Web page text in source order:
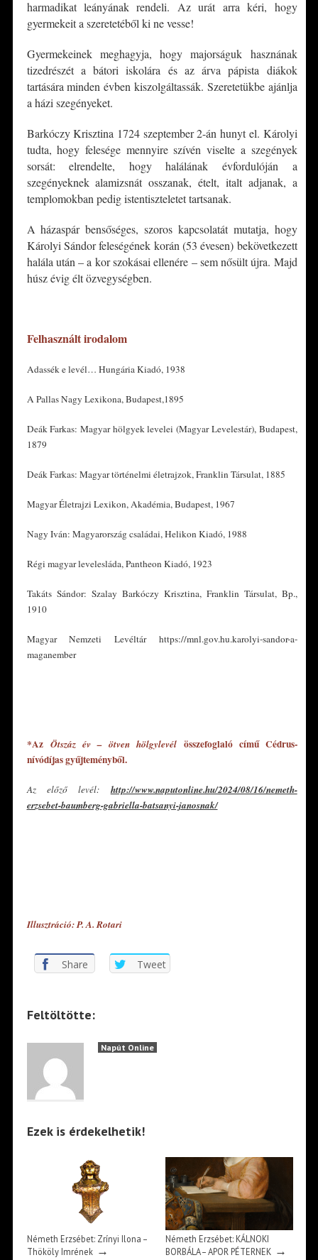
harmadikat leányának rendeli. Az urát arra kéri, hogy
gyermekeit a szeretetéből ki ne vesse!
Gyermekeinek meghagyja, hogy majorságuk hasznának
tizedrészét a bátori iskolára és az árva pápista diákok
tartására minden évben kiszolgáltassák. Szeretetükbe ajánlja
a házi szegényeket.
Barkóczy Krisztina 1724 szeptember 2-án hunyt el. Károlyi
tudta, hogy felesége mennyire szívén viselte a szegények
sorsát: elrendelte, hogy halálának évfordulóján a
szegényeknek alamizsnát osszanak, ételt, italt adjanak, a
templomokban pedig istentiszteletet tartsanak.
A házaspár bensőséges, szoros kapcsolatát mutatja, hogy
Károlyi Sándor feleségének korán (53 évesen) bekövetkezett
halála után – a kor szokásai ellenére – sem nősült újra. Majd
húsz évig élt özvegységben.
Felhasznált irodalom
Adassék e levél… Hungária Kiadó, 1938
A Pallas Nagy Lexikona, Budapest,1895
Deák Farkas: Magyar hölgyek levelei (Magyar Levelestár), Budapest,
1879
Deák Farkas: Magyar történelmi életrajzok, Franklin Társulat, 1885
Magyar Életrajzi Lexikon, Akadémia, Budapest, 1967
Nagy Iván: Magyarország családai, Helikon Kiadó, 1988
Régi magyar levelesláda, Pantheon Kiadó, 1923
Takáts Sándor: Szalay Barkóczy Krisztina, Franklin Társulat, Bp.,
1910
Magyar Nemzeti Levéltár https://mnl.gov.hu.karolyi-sandor-a-
maganember
*Az Ötszáz év – ötven hölgylevél összefoglaló című Cédrus-
nívódíjas gyűjteményből.
Az előző levél: http://www.naputonline.hu/2024/08/16/nemeth-
erzsebet-baumberg-gabriella-batsanyi-janosnak/
Illusztráció: P. A. Rotari
Share Tweet
Feltöltötte:
Napút Online
Ezek is érdekelhetik!
Németh Erzsébet: Zrínyi Ilona –
Thököly Imrének→
Németh Erzsébet: KÁLNOKI
BORBÁLA – APOR PÉTERNEK→